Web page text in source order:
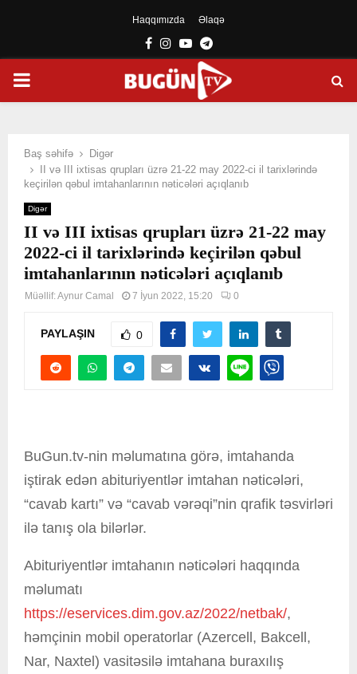
Haqqımızda Əlaqə
Facebook
Instagram
YoutubeTelegram
PRIMARY
Baş səhifə
Digər
II və III ixtisas qrupları üzrə 21-22 may 2022-ci il tarixlərində
keçirilən qəbul imtahanlarının nəticələri açıqlanıb
Digər
II və III ixtisas qrupları üzrə 21-22 may
2022-ci il tarixlərində keçirilən qəbul
imtahanlarının nəticələri açıqlanıb
Müəllif:Aynur Camal 7 İyun 2022, 15:20 0
PAYLAŞIN 0
BuGun.tv-nin məlumatına görə, imtahanda
iştirak edən abituriyentlər imtahan nəticələri,
“cavab kartı” və “cavab vərəqi”nin qrafik təsvirləri
ilə tanış ola bilərlər.
Abituriyentlər imtahanın nəticələri haqqında
məlumatı
https://eservices.dim.gov.az/2022/netbak/,
həmçinin mobil operatorlar (Azercell, Bakcell,
Nar, Naxtel) vasitəsilə imtahana buraxılış